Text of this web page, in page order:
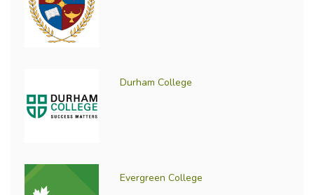
Durham College
Evergreen College